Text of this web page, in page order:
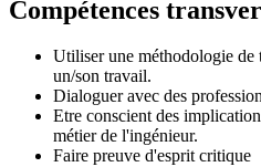
Compétences
Utiliser une méthodologie de
un/son travail.
Dialoguer avec des
Etre conscient des
métier de l'ingénieur.
Faire preuve d'esprit critique